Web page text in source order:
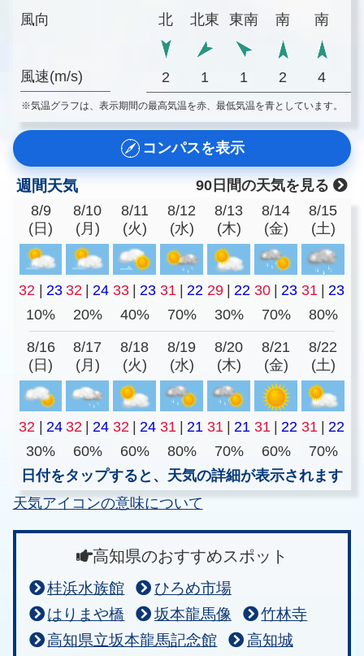
風向
風速(m/s)
北
北東 東南 南 南
2 1 1 2 4
※気温グラフは、表示期間の最高気温を赤、最低気温を青としています。
コンパスを表示
週間天気
90日間の天気を見る
8/9
(日)
8/10
(月)
8/11
(火)
8/12
(水)
8/13
(木)
8/14
(金)
8/15
(土)
32 | 23 32 | 24 33 | 23 31 | 22 29 | 22 30 | 23 31 | 23
10%
20% 40% 70% 30% 70% 80%
8/16
(日)
8/17
(月)
8/18
(火)
8/19
(水)
8/20
(木)
8/21
(金)
8/22
(土)
32 24 32 24 32 24 31 21 31 21 31 22 31
22
30%
60% 60% 80% 70% 60%
70%
日付をタップすると、天気の詳細が表示されます
天気アイコンの意味について
高知県のおすすめスポット
桂浜水族館
ひろめ市場
はりまや橋
坂本龍馬像
竹林寺
高知県立坂本龍馬記念館
高知城